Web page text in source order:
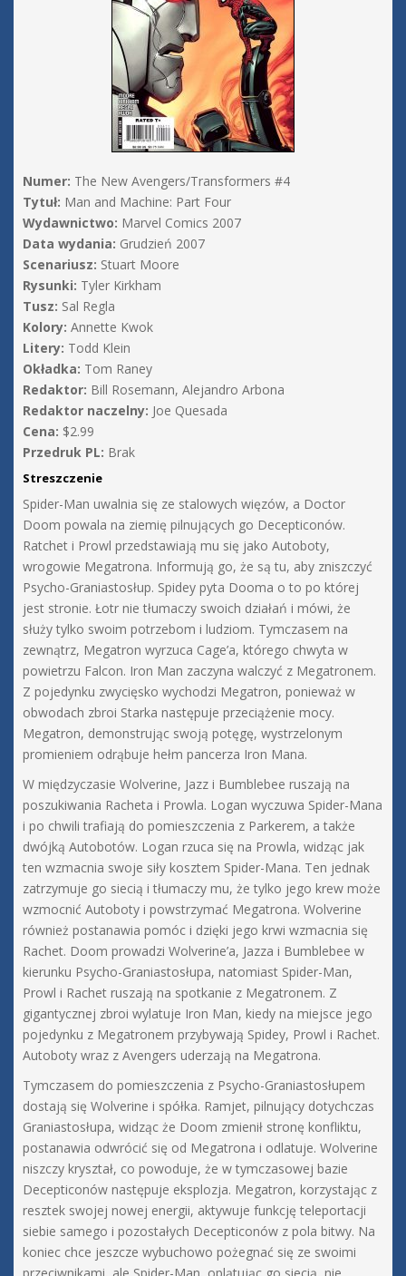
Numer: The New Avengers/Transformers #4
Tytuł: Man and Machine: Part Four
Wydawnictwo: Marvel Comics 2007
Data wydania: Grudzień 2007
Scenariusz: Stuart Moore
Rysunki: Tyler Kirkham
Tusz: Sal Regla
Kolory: Annette Kwok
Litery: Todd Klein
Okładka: Tom Raney
Redaktor: Bill Rosemann, Alejandro Arbona
Redaktor naczelny: Joe Quesada
Cena: $2.99
Przedruk PL: Brak
Streszczenie
Spider-Man uwalnia się ze stalowych więzów, a Doctor
Doom powala na ziemię pilnujących go Decepticonów.
Ratchet i Prowl przedstawiają mu się jako Autoboty,
wrogowie Megatrona. Informują go, że są tu, aby zniszczyć
Psycho-Graniastosłup. Spidey pyta Dooma o to po której
jest stronie. Łotr nie tłumaczy swoich działań i mówi, że
służy tylko swoim potrzebom i ludziom. Tymczasem na
zewnątrz, Megatron wyrzuca Cage’a, którego chwyta w
powietrzu Falcon. Iron Man zaczyna walczyć z Megatronem.
Z pojedynku zwycięsko wychodzi Megatron, ponieważ w
obwodach zbroi Starka następuje przeciążenie mocy.
Megatron, demonstrując swoją potęgę, wystrzelonym
promieniem odrąbuje hełm pancerza Iron Mana.
W międzyczasie Wolverine, Jazz i Bumblebee ruszają na
poszukiwania Racheta i Prowla. Logan wyczuwa Spider-Mana
i po chwili trafiają do pomieszczenia z Parkerem, a także
dwójką Autobotów. Logan rzuca się na Prowla, widząc jak
ten wzmacnia swoje siły kosztem Spider-Mana. Ten jednak
zatrzymuje go siecią i tłumaczy mu, że tylko jego krew może
wzmocnić Autoboty i powstrzymać Megatrona. Wolverine
również postanawia pomóc i dzięki jego krwi wzmacnia się
Rachet. Doom prowadzi Wolverine’a, Jazza i Bumblebee w
kierunku Psycho-Graniastosłupa, natomiast Spider-Man,
Prowl i Rachet ruszają na spotkanie z Megatronem. Z
gigantycznej zbroi wylatuje Iron Man, kiedy na miejsce jego
pojedynku z Megatronem przybywają Spidey, Prowl i Rachet.
Autoboty wraz z Avengers uderzają na Megatrona.
Tymczasem do pomieszczenia z Psycho-Graniastosłupem
dostają się Wolverine i spółka. Ramjet, pilnujący dotychczas
Graniastosłupa, widząc że Doom zmienił stronę konfliktu,
postanawia odwrócić się od Megatrona i odlatuje. Wolverine
niszczy kryształ, co powoduje, że w tymczasowej bazie
Decepticonów następuje eksplozja. Megatron, korzystając z
resztek swojej nowej energii, aktywuje funkcję teleportacji
siebie samego i pozostałych Decepticonów z pola bitwy. Na
koniec chce jeszcze wybuchowo pożegnać się ze swoimi